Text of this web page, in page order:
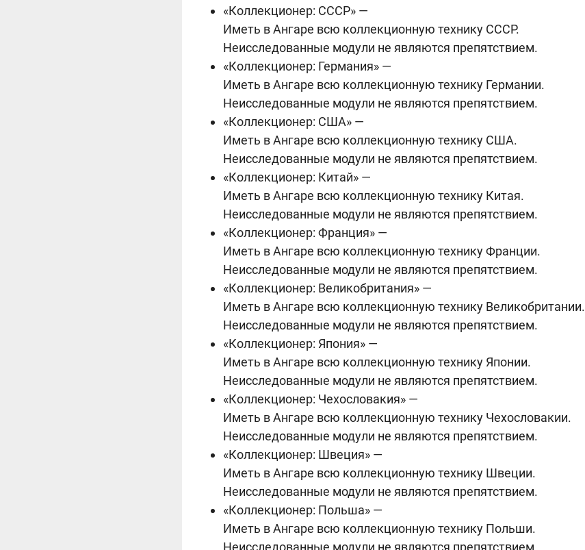
«Коллекционер: СССР» —
Иметь в Ангаре всю коллекционную технику СССР.
Неисследованные модули не являются препятствием.
«Коллекционер: Германия» —
Иметь в Ангаре всю коллекционную технику Германии.
Неисследованные модули не являются препятствием.
«Коллекционер: США» —
Иметь в Ангаре всю коллекционную технику США.
Неисследованные модули не являются препятствием.
«Коллекционер: Китай» —
Иметь в Ангаре всю коллекционную технику Китая.
Неисследованные модули не являются препятствием.
«Коллекционер: Франция» —
Иметь в Ангаре всю коллекционную технику Франции.
Неисследованные модули не являются препятствием.
«Коллекционер: Великобритания» —
Иметь в Ангаре всю коллекционную технику Великобритании.
Неисследованные модули не являются препятствием.
«Коллекционер: Япония» —
Иметь в Ангаре всю коллекционную технику Японии.
Неисследованные модули не являются препятствием.
«Коллекционер: Чехословакия» —
Иметь в Ангаре всю коллекционную технику Чехословакии.
Неисследованные модули не являются препятствием.
«Коллекционер: Швеция» —
Иметь в Ангаре всю коллекционную технику Швеции.
Неисследованные модули не являются препятствием.
«Коллекционер: Польша» —
Иметь в Ангаре всю коллекционную технику Польши.
Неисследованные модули не являются препятствием.